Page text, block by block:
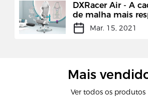
DXRacer Air - A
de malha mais
Mar. 15, 2021
Mais
Ver todos os produtos